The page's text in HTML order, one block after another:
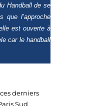
Handball de se
l’approche
est ouverte à
car le handball
derniers
Sud